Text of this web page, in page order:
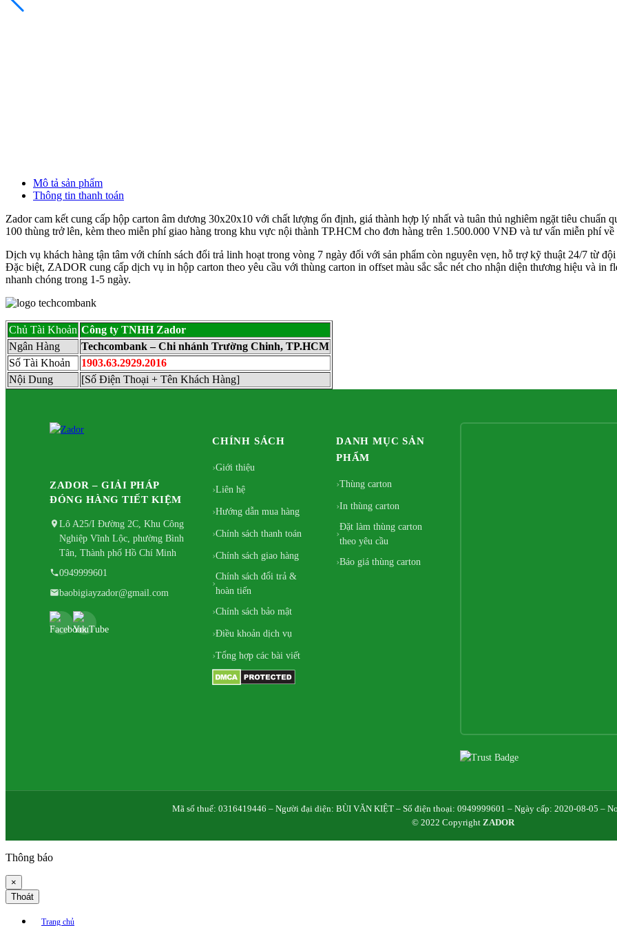
Mô tả sản phẩm
Thông tin thanh toán
Zador cam kết cung cấp hộp carton âm dương 30x20x10 với chất lượng ổn định, giá thành hợp lý nhất và tuân thủ nghiêm ngặt tiêu chuẩn
100 thùng trở lên, kèm theo miễn phí giao hàng trong khu vực nội thành TP.HCM cho đơn hàng trên 1.500.000 VNĐ và tư vấn miễn phí
Dịch vụ khách hàng tận tâm với chính sách đổi trả linh hoạt trong vòng 7 ngày đối với sản phẩm còn nguyên vẹn, hỗ trợ kỹ thuật 24/7 từ
Đặc biệt, ZADOR cung cấp dịch vụ in hộp carton theo yêu cầu với thùng carton in offset màu sắc sắc nét cho nhận diện thương hiệu và in
nhanh chóng trong 1-5 ngày.
Chủ Tài Khoản Công ty TNHH Zador
Ngân Hàng
Techcombank – Chi nhánh Trường Chinh, TP.HCM
Số Tài Khoản
1903.63.2929.2016
Nội Dung
[Số Điện Thoại + Tên Khách Hàng]
ZADOR – GIẢI PHÁP
ĐÓNG HÀNG TIẾT KIỆM
Lô A25/I Đường 2C, Khu Công
Nghiệp Vĩnh Lộc, phường Bình
Tân, Thành phố Hồ Chí Minh
0949999601
baobigiayzador@gmail.com
CHÍNH SÁCH
Giới thiệu
Liên hệ
Hướng dẫn mua hàng
Chính sách thanh toán
Chính sách giao hàng
Chính sách đổi trả &
hoàn tiến
Chính sách bảo mật
Điều khoản dịch vụ
Tổng hợp các bài viết
DANH MỤC SẢN
PHẨM
Thùng carton
In thùng carton
Đặt làm thùng carton
theo yêu cầu
Báo giá thùng carton
Mã số thuế: 0316419446 – Người đại diện: BÙI VĂN KIỆT – Số điện thoại: 0949999601 – Ngày cấp: 2020-08-05 –
© 2022 Copyright ZADOR
Thông báo
×
Thoát
Trang chủ